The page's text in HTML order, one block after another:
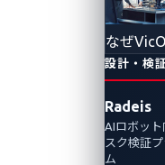
なぜ
設計・検
Radeis
AIロボット
スク検証
ム
ット
動車
果た
2025年11月6日